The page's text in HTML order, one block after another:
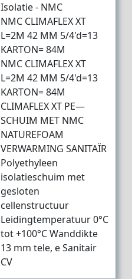
Isolatie - NMC
NMC CLIMAFLEX XT
L=2M 42 MM 5/4'd=13
KARTON= 84M
NMC CLIMAFLEX XT
L=2M 42 MM 5/4'd=13
KARTON= 84M
CLIMAFLEX XT PE—
SCHUIM MET NMC
NATUREFOAM
VERWARMING SANITAÏR
Polyethyleen
isolatieschuim met
gesloten
cellenstructuur
Leidingtemperatuur 0°C
tot +100°C Wanddikte
13 mm tele, e Sanitair
CV